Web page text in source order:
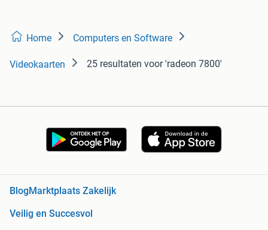
Home Computers en Software
Videokaarten 25 resultaten voor 'radeon 7800'
BlogMarktplaats Zakelijk
Veilig en Succesvol